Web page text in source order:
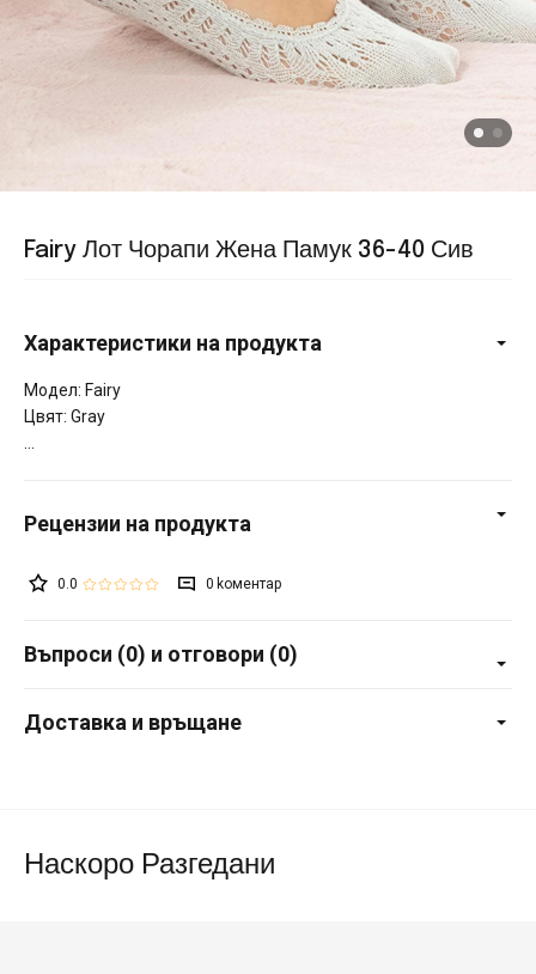
Fairy Лот Чорапи Жена Памук 36-40 Сив
Характеристики на продукта
Модел: Fairy
Цвят: Gray
0.0 0
Въпроси (0) и отговори (0)
Доставка и връщане
Наскоро Разгедани